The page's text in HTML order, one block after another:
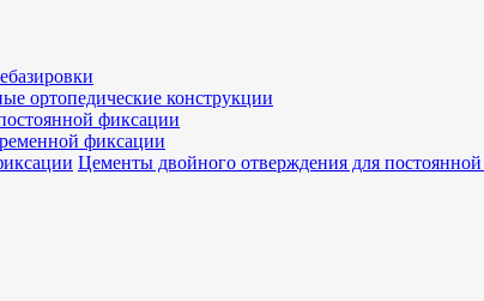
ортопедические конструкции
фиксации
фиксации
Цементы двойного отверждения для